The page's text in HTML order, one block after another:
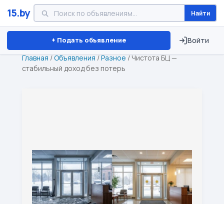
15.by Найти
+ Подать объявление Войти
Минск Витебск Брест ⏱ ТОЛЬКО 15 ДНЕЙ
Главная /Объявления /Разное /Чистота БЦ —
стабильный доход без потерь